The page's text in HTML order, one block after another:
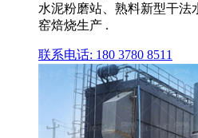
水泥粉磨站、熟料新型干法
窑焙烧生产 .
联系电话: 180 3780 8511